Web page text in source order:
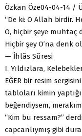
Özkan Öze04-04-14 /
“De ki: O Allah birdir.
O, hiçbir şeye muhtaç
Hiçbir şey O’na denk
— İhlâs Sûresi
I. Yıldızlara,
EĞER bir resim
tabloları kimin
beğendiysem,
“Kim bu ressam?”
capcanlıymış gibi